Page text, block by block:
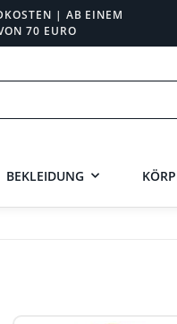
| AB EINEM
70 EURO
BEKLEIDUNG